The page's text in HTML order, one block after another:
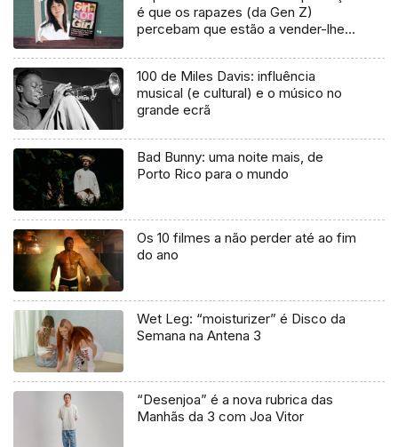
é que os rapazes (da Gen Z)
percebam que estão a vender-lhes
100 de Miles Davis: influência
musical (e cultural) e o músico no
grande ecrã
Bad Bunny: uma noite mais, de
Porto Rico para o mundo
Os 10 filmes a não perder até ao fim
do ano
Wet Leg: “moisturizer” é Disco da
Semana na Antena 3
“Desenjoa” é a nova rubrica das
Manhãs da 3 com Joa Vitor